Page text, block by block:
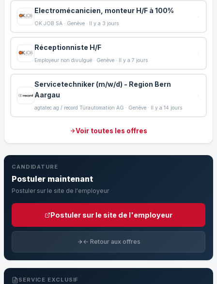
Electromécanicien, monteur H/F à 100%
OK JOB SA · Genève · Il y a 3 jours
Réceptionniste H/F
Employeur non divulgué · Genève · Il y a 7 jours
Servicetechniker (m/w/d) - Region Bern
Aargau
agtatec ag / record Türautomation AG · Genève · Il y a 14 jours
Voir toutes les offres
CANDIDATURE
Postuler maintenant
Postuler sur le site de l'employeur
Postuler sur le site de l'employeur
← Retour aux offres
SERVICE EXCLUSIF